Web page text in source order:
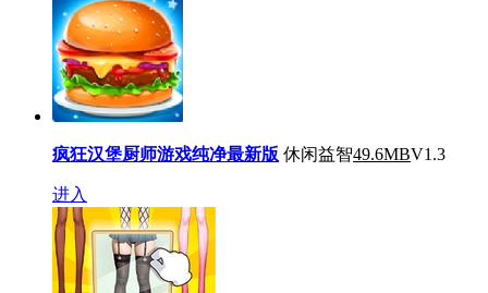
疯狂汉堡厨师游戏纯净最新版 休闲益智49.6MBV1.3
进入